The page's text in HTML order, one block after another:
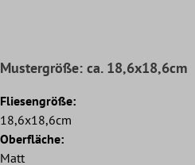
Mustergröße: ca. 18,6x18,6cm
Fliesengröße:
18,6x18,6cm
Oberfläche:
Matt